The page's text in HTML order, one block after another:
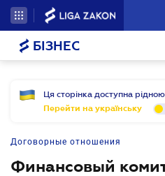
БІЗНЕС
Ця сторінка доступна
Перейти на українську
Договорные отношения
Финансовый